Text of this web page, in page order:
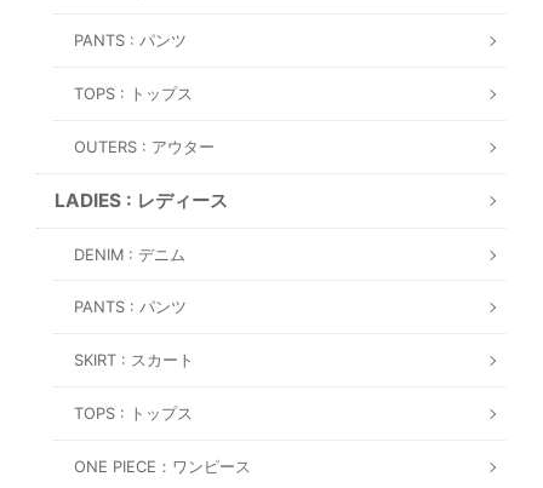
PANTS : パンツ
TOPS : トップス
OUTERS : アウター
LADIES : レディース
DENIM : デニム
PANTS : パンツ
SKIRT : スカート
TOPS : トップス
ONE PIECE：ワンピース